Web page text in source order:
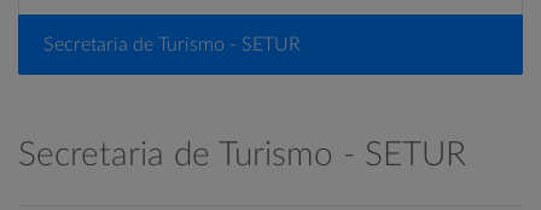
Secretaria de Turismo - SETUR
Secretaria de Turismo - SETUR